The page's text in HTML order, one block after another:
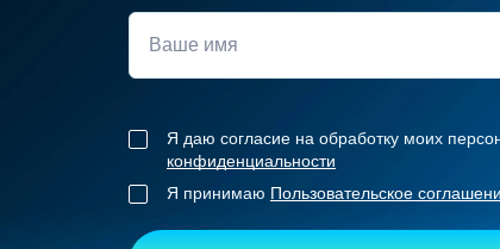
Я даю согласие на обработку моих
конфиденциальности
Я принимаю Пользовательское